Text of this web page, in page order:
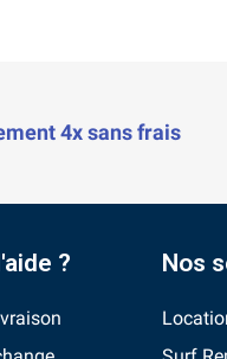
4x sans frais
? Nos